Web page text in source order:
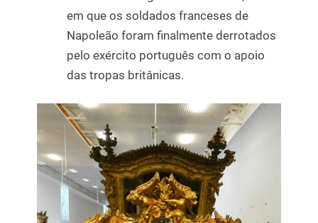
em que os soldados franceses de
Napoleão foram finalmente derrotados
pelo exército português com o apoio
das tropas britânicas.